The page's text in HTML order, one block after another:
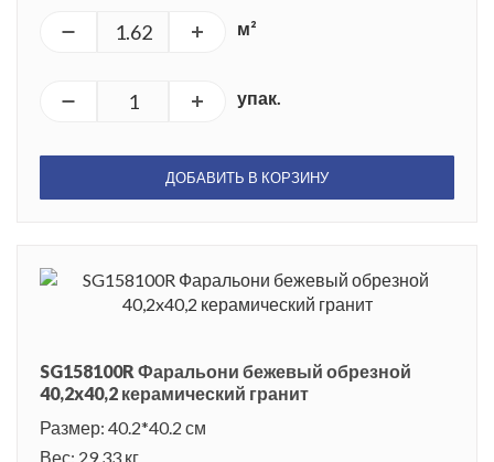
м²
упак.
ДОБАВИТЬ В КОРЗИНУ
SG158100R Фаральони бежевый обрезной
40,2x40,2 керамический гранит
Размер: 40.2*40.2 см
Вес: 29.33 кг